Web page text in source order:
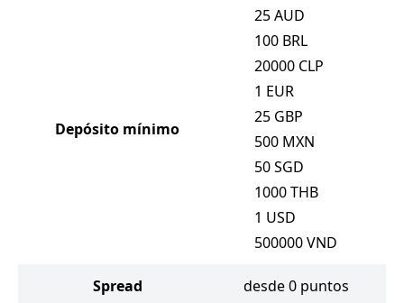
Depósito mínimo
25AUD
100 BRL
20000 CLP
1 EUR
25 GBP
500 MXN
50SGD
1000THB
1 USD
500000VND
Spread desde 0 puntos